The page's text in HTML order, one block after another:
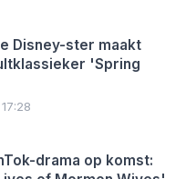
Disney-ster maakt
'Spring
drama op komst: